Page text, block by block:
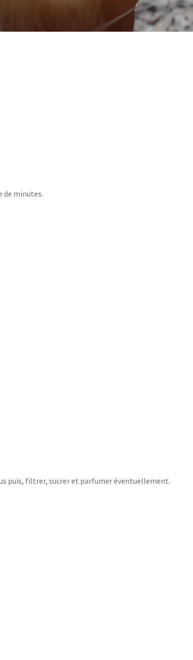
de minutes.
puis, filtrer, sucrer et parfumer éventuellement.